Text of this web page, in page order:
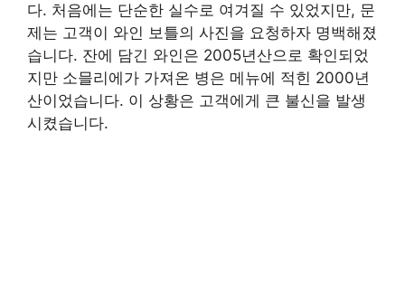
다. 처음에는 단순한 실수로 여겨질 수 있었지만, 문
제는 고객이 와인 보틀의 사진을 요청하자 명백해졌
습니다. 잔에 담긴 와인은 2005년산으로 확인되었
지만 소믈리에가 가져온 병은 메뉴에 적힌 2000년
산이었습니다. 이 상황은 고객에게 큰 불신을 발생
시켰습니다.